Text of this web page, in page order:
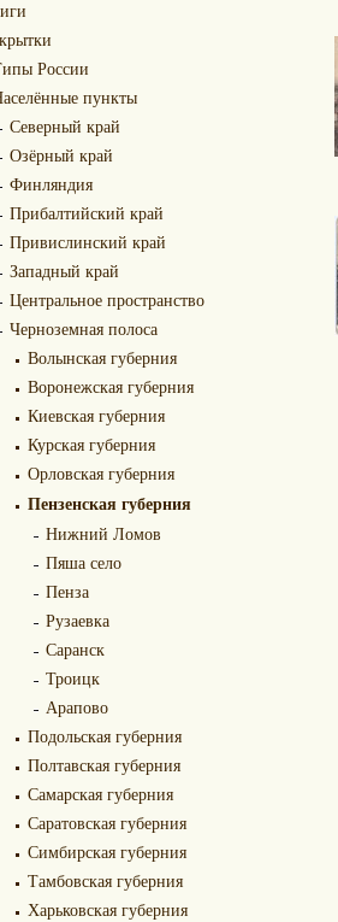
России
пункты
Северный край
Озёрный край
Финляндия
Прибалтийский край
Привислинский край
Западный край
Центральное пространство
Черноземная полоса
Волынская губерния
Воронежская губерния
Киевская губерния
Курская губерния
Орловская губерния
Пензенская губерния
Нижний Ломов
Пяша село
Пенза
Рузаевка
Саранск
Троицк
Арапово
Подольская губерния
Полтавская губерния
Самарская губерния
Саратовская губерния
Симбирская губерния
Тамбовская губерния
Харьковская губерния